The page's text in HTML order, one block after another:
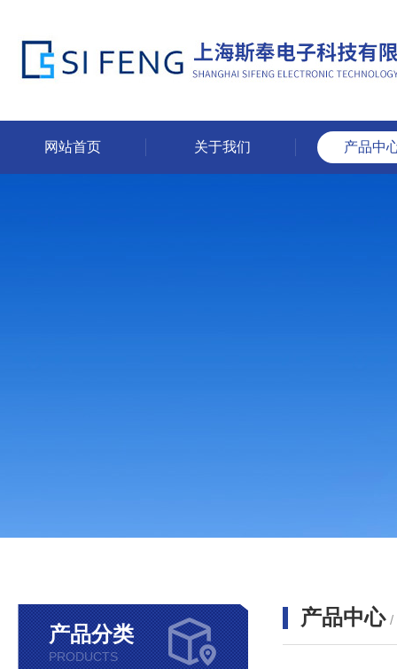
网站首页 关于我们 产品中
产品分类
PRODUCTS
产品中心 /